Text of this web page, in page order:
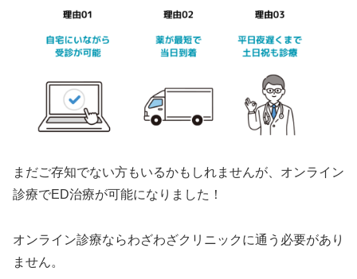
まだご存知でない方もいるかもしれませんが、オンライン
診療でED治療が可能になりました！
オンライン診療ならわざわざクリニックに通う必要があり
ません。